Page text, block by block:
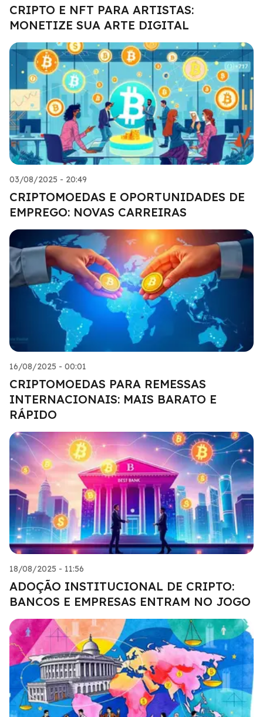
CRIPTO E NFT PARA ARTISTAS:
MONETIZE SUA ARTE DIGITAL
03/08/2025 - 20:49
CRIPTOMOEDAS E OPORTUNIDADES DE
EMPREGO: NOVAS CARREIRAS
16/08/2025 - 00:01
CRIPTOMOEDAS PARA REMESSAS
INTERNACIONAIS: MAIS BARATO E
RÁPIDO
18/08/2025 - 11:56
ADOÇÃO INSTITUCIONAL DE CRIPTO:
BANCOS E EMPRESAS ENTRAM NO JOGO